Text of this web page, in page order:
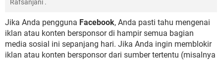
Reset Akun Facebook yang di-Hack
Front Office dan Back Office OOP - Data Enkapsulasi
Jenis-jenis Network atau Jaringan
Rafsanjani .
Jika Anda pengguna Facebook, Anda pasti tahu mengenai
iklan atau konten bersponsor di hampir semua bagian
media sosial ini sepanjang hari. Jika Anda ingin memblokir
iklan atau konten bersponsor dari sumber tertentu (misalnya